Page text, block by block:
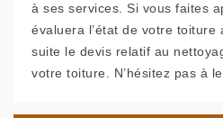
à ses services. Si vous faites
évaluera l’état de votre toiture
suite le devis relatif au
votre toiture. N’hésitez pas à